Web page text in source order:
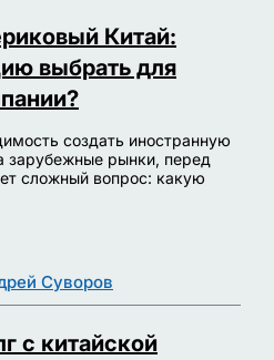
Китай:
выбрать для
создать иностранную
зарубежные рынки, перед
сложный вопрос: какую
Суворов
с китайской